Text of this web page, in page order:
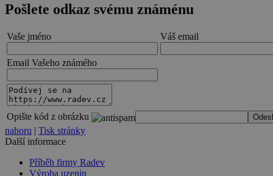
Pošlete odkaz svému známénu
Vaše jméno Váš email
Email Vašeho známého
Opište kód z obrázku
nahoru | Tisk stránky
Další informace
Příběh firmy Radev
Výroba uzenin